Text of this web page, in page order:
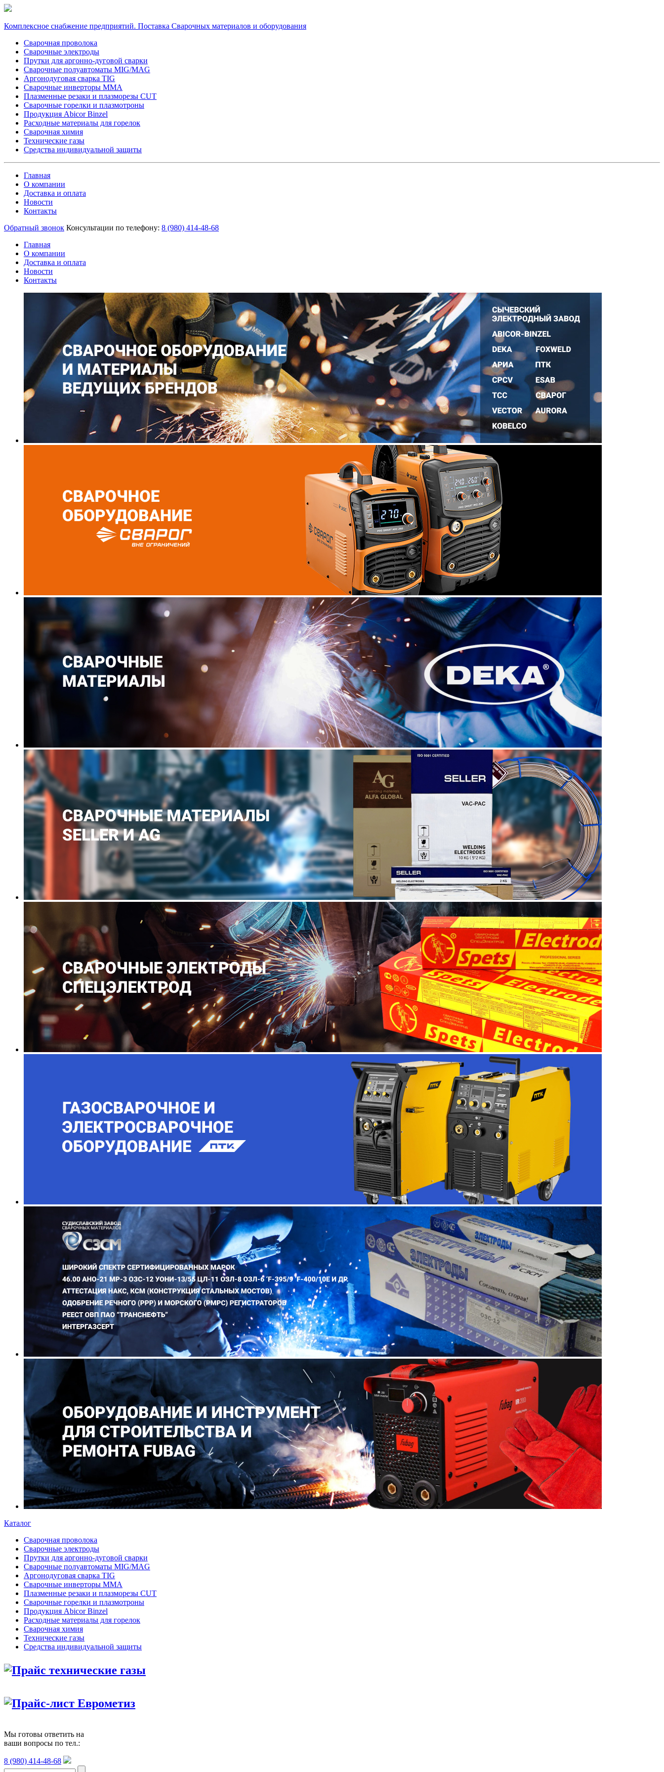
Комплексное снабжение предприятий. Поставка Сварочных материалов и оборудования
Сварочная проволока
Сварочные электроды
Прутки для аргонно-дуговой сварки
Сварочные полуавтоматы MIG/MAG
Аргонодуговая сварка TIG
Сварочные инверторы MMA
Плазменные резаки и плазморезы CUT
Сварочные горелки и плазмотроны
Продукция Abicor Binzel
Расходные материалы для горелок
Сварочная химия
Технические газы
Средства индивидуальной защиты
Главная
О компании
Доставка и оплата
Новости
Контакты
Обратный звонок Консультации по телефону: 8 (980) 414-48-68
Главная
О компании
Доставка и оплата
Новости
Контакты
Каталог
Сварочная проволока
Сварочные электроды
Прутки для аргонно-дуговой сварки
Сварочные полуавтоматы MIG/MAG
Аргонодуговая сварка TIG
Сварочные инверторы MMA
Плазменные резаки и плазморезы CUT
Сварочные горелки и плазмотроны
Продукция Abicor Binzel
Расходные материалы для горелок
Сварочная химия
Технические газы
Средства индивидуальной защиты
Прайс технические газы
Прайс-лист Еврометиз
Мы готовы ответить на
ваши вопросы по тел.:
8 (980) 414-48-68